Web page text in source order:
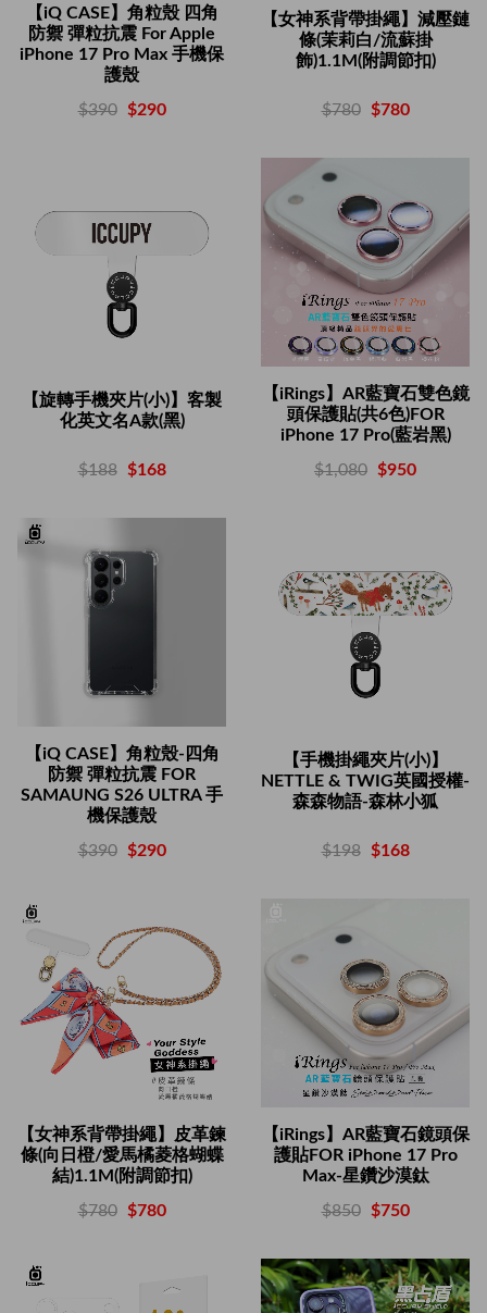
【iQ CASE】角粒殼 四角
防禦 彈粒抗震 For Apple
iPhone 17 Pro Max 手機保
護殼
$390 $290
【女神系背帶掛繩】減壓鏈
條(茉莉白/流蘇掛
飾)1.1M(附調節扣)
$780 $780
【旋轉手機夾片(小)】客製
化英文名A款(黑)
$188 $168
【iRings】AR藍寶石雙色鏡
頭保護貼(共6色)FOR
iPhone 17 Pro(藍岩黑)
$1,080 $950
【iQ CASE】角粒殼-四角
防禦 彈粒抗震 FOR
SAMAUNG S26 ULTRA 手
機保護殼
$390 $290
【手機掛繩夾片(小)】
NETTLE & TWIG英國授權-
森森物語-森林小狐
$198 $168
【女神系背帶掛繩】皮革鍊
條(向日橙/愛馬橘菱格蝴蝶
結)1.1M(附調節扣)
$780 $780
【iRings】AR藍寶石鏡頭保
護貼FOR iPhone 17 Pro
Max-星鑽沙漠鈦
$850 $750